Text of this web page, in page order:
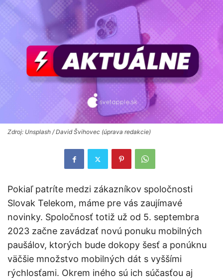
Zdroj: Unsplash / David Švihovec (úprava redakcie)
Pokiaľ patríte medzi zákazníkov spoločnosti
Slovak Telekom, máme pre vás zaujímavé
novinky. Spoločnosť totiž už od 5. septembra
2023 začne zavádzať novú ponuku mobilných
paušálov, ktorých bude dokopy šesť a ponúknu
väčšie množstvo mobilných dát s vyššími
rýchlosťami. Okrem iného sú ich súčasťou aj